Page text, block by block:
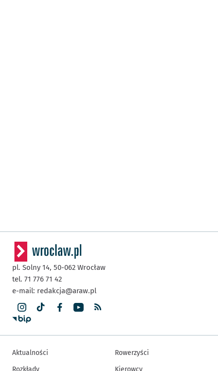
pl. Solny 14, 50-062 Wrocław
tel. 71 776 71 42
e-mail: redakcja@araw.pl
Aktualności
Rozkłady
Rowerzyści
Kierowcy